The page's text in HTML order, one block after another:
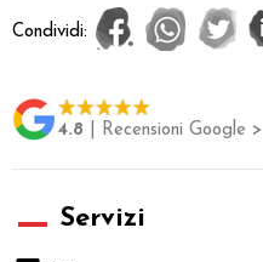
Condividi:
4.8 | Recensioni Google >
Servizi